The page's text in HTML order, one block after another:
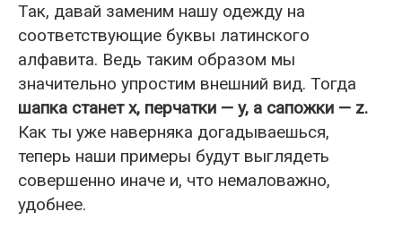
Так, давай заменим нашу одежду на
соответствующие буквы латинского
алфавита. Ведь таким образом мы
значительно упростим внешний вид. Тогда
шапка станет x, перчатки — y, а сапожки — z.
Как ты уже наверняка догадываешься,
теперь наши примеры будут выглядеть
совершенно иначе и, что немаловажно,
удобнее.